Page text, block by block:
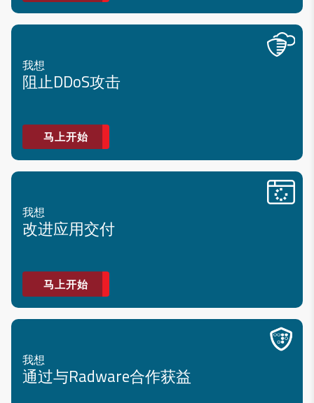
我想
阻止DDoS攻击
马上开始
我想
改进应用交付
马上开始
我想
通过与Radware合作获益